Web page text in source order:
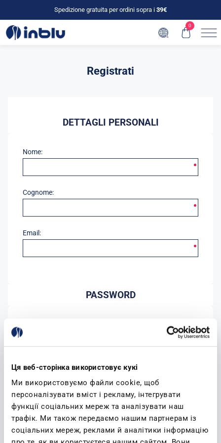
Ця веб-сторінка використовує кукі
Ми використовуємо файли cookie, щоб
персоналізувати вміст і рекламу, інтегрувати
функції соціальних мереж та аналізувати наш
трафік. Ми також передаємо нашим партнерам із
соціальних мереж, реклами й аналітики інформацію
Spedizione gratuita per ordini sopra i 39€
0
Registrati
DETTAGLI PERSONALI
Nome:
Cognome:
Email:
PASSWORD
Conferma password:
Accetto l'informativa sulla privacy